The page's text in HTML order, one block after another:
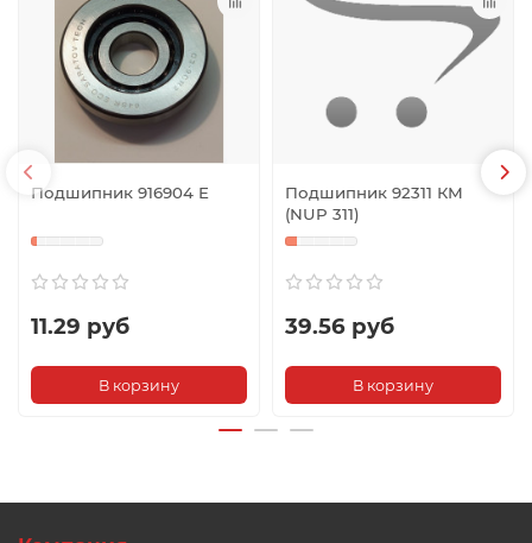
Подшипник 916904 Е
11.29 руб
В корзину
Подшипник 92311 КМ
(NUP 311)
39.56 руб
В корзину